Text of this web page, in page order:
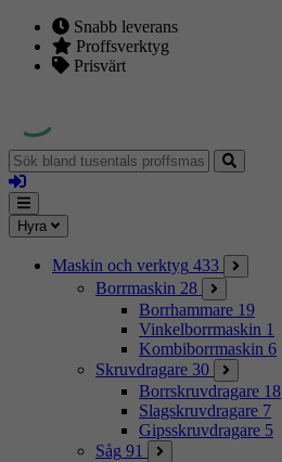
Snabb leverans
Proffsverktyg
Prisvärt
Sök
bland
tusentals
proffsmaskiner
Logga
in
Mina
sidor
Meny
Hyra
Maskin och verktyg 433
Borrmaskin 28
Borrhammare 19
Vinkelborrmaskin 1
Kombiborrmaskin 6
Skruvdragare 30
Borrskruvdragare 18
Slagskruvdragare 7
Gipsskruvdragare 5
Såg 91